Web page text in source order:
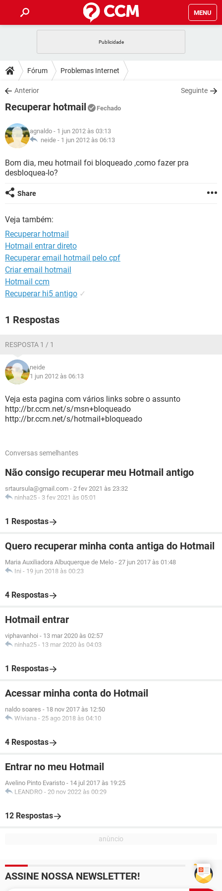
MENU
CELULAR FACEBOOK
OUTLOOK
INSTAGRAM GMAIL
GUIA DE COMPRAS
DICAS
JOGOS WHATSAPP
INSTAGRAM
GUIA DE COMPRAS
DOWNLOADS
JOGOS WHATSAPP
CELULAR
OUTLOOK
INSTAGRAM GMAIL
GUIA DE COMPRAS
FÓRUM
JOGOS
CELULAR
OUTLOOK EXCEL
GLOSSÁRIO
JOGOS WHATSAPP
CELULAR
OUTLOOK
GUIA DE COMPRAS
Fórum Problemas Internet
Anterior Seguinte
Recuperar hotmail Fechado
agnaldo - 1 jun 2012 às 03:13
neide - 1 jun 2012 às 06:13
Bom dia, meu hotmail foi bloqueado ,como fazer pra
desbloquea-lo?
Share
Veja também:
Recuperar hotmail
Hotmail entrar direto
Recuperar email hotmail pelo cpf
Criar email hotmail
Hotmail ccm
Recuperar hi5 antigo ✓
1 Respostas
RESPOSTA 1 / 1
neide
1 jun 2012 às 06:13
Veja esta pagina com vários links sobre o assunto
http://br.ccm.net/s/msn+bloqueado
http://br.ccm.net/s/hotmail+bloqueado
Conversas semelhantes
Não consigo recuperar meu Hotmail antigo
srtaursula@gmail.com - 2 fev 2021 às 23:32
ninha25 - 3 fev 2021 às 05:01
1 Respostas
Quero recuperar minha conta antiga do Hotmail
Maria Auxiliadora Albuquerque de Melo - 27 jun 2017 às 01:48
Ini - 19 jun 2018 às 00:23
4 Respostas
Hotmail entrar
viphavanhoi - 13 mar 2020 às 02:57
ninha25 - 13 mar 2020 às 04:03
1 Respostas
Acessar minha conta do Hotmail
naldo soares - 18 nov 2017 às 12:50
Wiviana - 25 ago 2018 às 04:10
4 Respostas
Entrar no meu Hotmail
Avelino Pinto Evaristo - 14 jul 2017 às 19:25
LEANDRO - 20 nov 2022 às 00:29
12 Respostas
ASSINE NOSSA NEWSLETTER!